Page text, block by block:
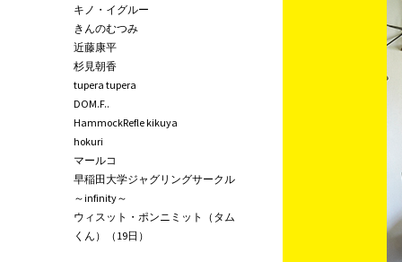
キノ・イグルー
きんのむつみ
近藤康平
杉見朝香
tupera tupera
DOM.F..
HammockRefle kikuya
hokuri
マールコ
早稲田大学ジャグリングサークル
～infinity～
ウィスット・ポンニミット（タム
くん）（19日）